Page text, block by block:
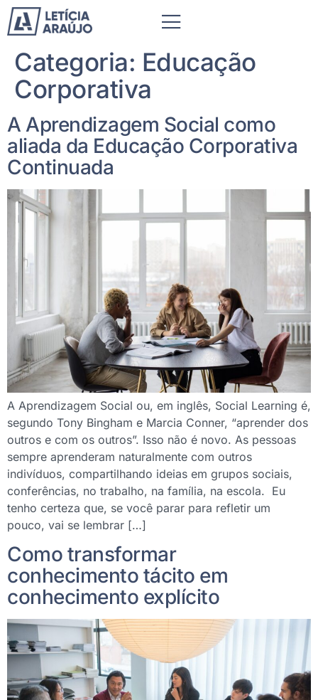
Categoria: Educação
Corporativa
A Aprendizagem Social como
aliada da Educação Corporativa
Continuada
A Aprendizagem Social ou, em inglês, Social Learning é,
segundo Tony Bingham e Marcia Conner, “aprender dos
outros e com os outros”. Isso não é novo. As pessoas
sempre aprenderam naturalmente com outros
indivíduos, compartilhando ideias em grupos sociais,
conferências, no trabalho, na família, na escola. Eu
tenho certeza que, se você parar para refletir um
pouco, vai se lembrar […]
Como transformar
conhecimento tácito em
conhecimento explícito